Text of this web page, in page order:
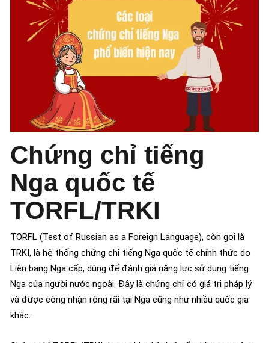
Chứng chỉ tiếng
Nga quốc tế
TORFL/TRKI
TORFL (Test of Russian as a Foreign Language), còn gọi là
TRKI, là hệ thống chứng chỉ tiếng Nga quốc tế chính thức do
Liên bang Nga cấp, dùng để đánh giá năng lực sử dụng tiếng
Nga của người nước ngoài. Đây là chứng chỉ có giá trị pháp lý
và được công nhận rộng rãi tại Nga cũng như nhiều quốc gia
khác.